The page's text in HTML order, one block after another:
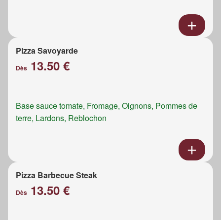
Pizza Savoyarde
Dès 13.50 €
Base sauce tomate, Fromage, Oignons, Pommes de
terre, Lardons, Reblochon
Pizza Barbecue Steak
Dès 13.50 €